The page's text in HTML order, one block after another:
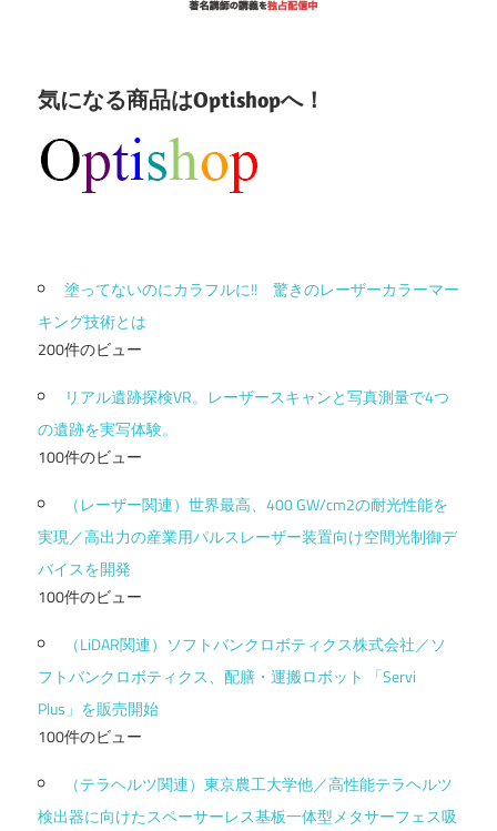
気になる商品はOptishopへ！
塗ってないのにカラフルに!! 驚きのレーザーカラーマー
キング技術とは
200件のビュー
リアル遺跡探検VR。レーザースキャンと写真測量で4つ
の遺跡を実写体験。
100件のビュー
（レーザー関連）世界最高、400 GW/cm2の耐光性能を
実現／高出力の産業用パルスレーザー装置向け空間光制御デ
バイスを開発
100件のビュー
（LiDAR関連）ソフトバンクロボティクス株式会社／ソ
フトバンクロボティクス、配膳・運搬ロボット 「Servi
Plus」を販売開始
100件のビュー
（テラヘルツ関連）東京農工大学他／高性能テラヘルツ
検出器に向けたスペーサーレス基板一体型メタサーフェス吸